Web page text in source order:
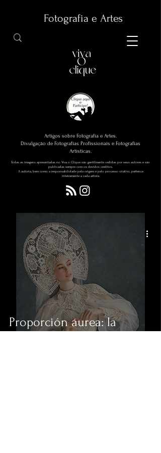
Fotografia e Artes
Artigos sobre Fotografia e Artes.
Divulgação de Fotografias Profissionais e Fotografias
Artísticas.
Todas as imagens apresentadas no Viva o Clique são gentilmente cedidas por seus autores e são
publicadas sempre com os devidos créditos.
A autoria, bem como a responsabilidade pela origem e pelo processo criativo, pertence
inteiramente a cada artista.
Proporción áurea: la